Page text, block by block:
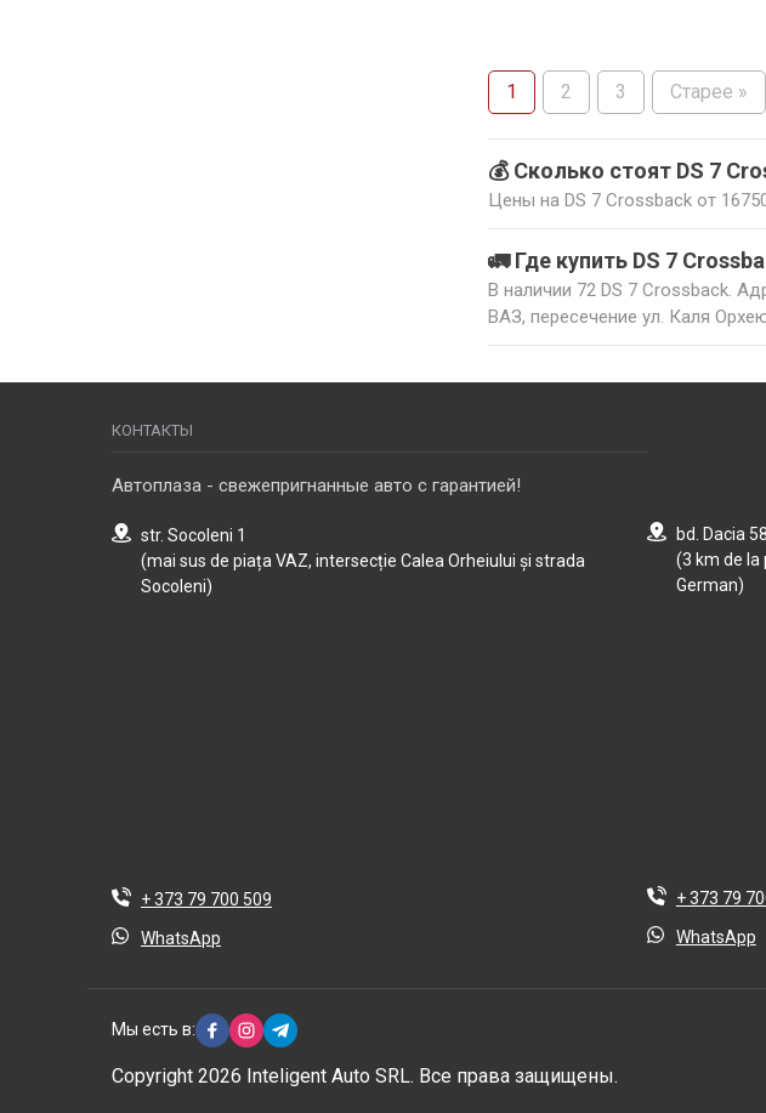
1 2 3 Старее »
💰 Сколько стоят DS 7
Цены на DS 7 Crossback от
🚛 Где купить DS 7
В наличии 72 DS 7 Crossback.
ВАЗ, пересечение ул. Каля
КОНТАКТЫ
Автоплаза - свежепригнанные авто с гарантией!
str. Socoleni 1
(mai sus de piața VAZ, intersecție Calea Orheiului și strada
Socoleni)
+ 373 79 700 509
WhatsApp
bd. Dacia
(3 km de la
German)
+ 373 79
WhatsApp
Мы есть в:
Copyright 2026 Inteligent Auto SRL. Все права защищены.